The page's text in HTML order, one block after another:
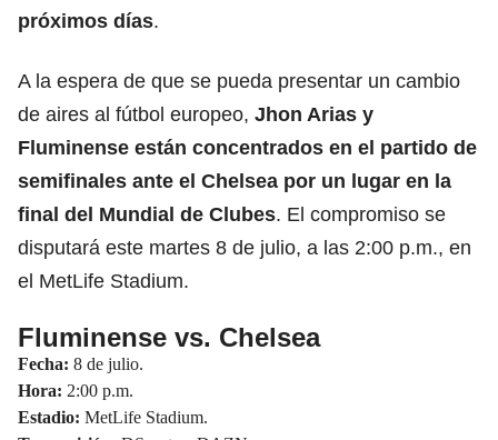
próximos días.
A la espera de que se pueda presentar un cambio
de aires al fútbol europeo, Jhon Arias y
Fluminense están concentrados en el partido de
semifinales ante el Chelsea por un lugar en la
final del Mundial de Clubes. El compromiso se
disputará este martes 8 de julio, a las 2:00 p.m., en
el MetLife Stadium.
Fluminense vs. Chelsea
Fecha: 8 de julio.
Hora: 2:00 p.m.
Estadio: MetLife Stadium.